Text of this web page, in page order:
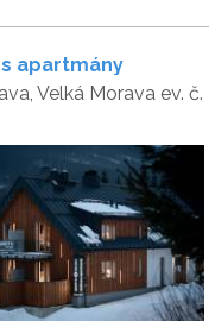
apartmány
Velká Morava ev. č.